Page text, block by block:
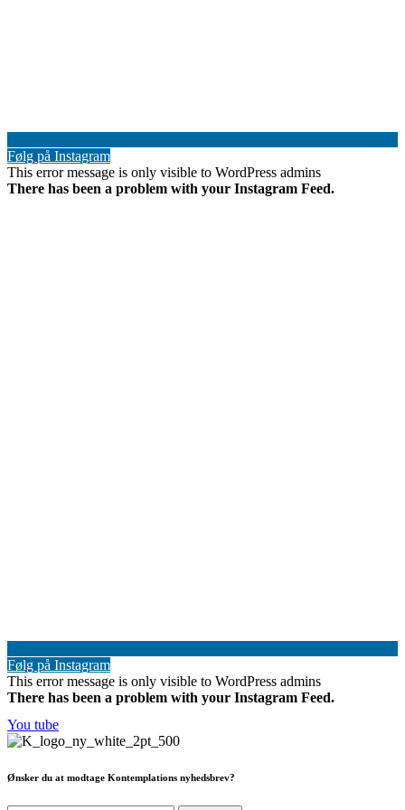
Følg på Instagram
This error message is only visible to WordPress admins
There has been a problem with your Instagram Feed.
Følg på Instagram
This error message is only visible to WordPress admins
There has been a problem with your Instagram Feed.
You tube
Ønsker du at modtage Kontemplations nyhedsbrev?